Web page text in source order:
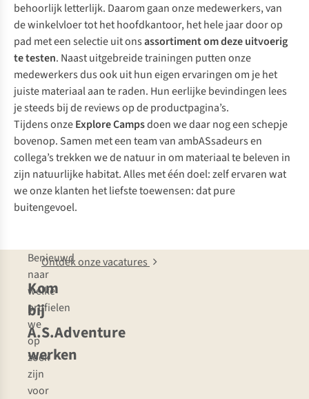
behoorlijk letterlijk. Daarom gaan onze medewerkers, van
de winkelvloer tot het hoofdkantoor, het hele jaar door op
pad met een selectie uit onsassortiment om deze uitvoerig
te testen. Naast uitgebreide trainingen putten onze
medewerkers dus ook uit hun eigen ervaringen om je het
juiste materiaal aan te raden. Hun eerlijke bevindingen lees
je steeds bij de reviews op de productpagina’s.
Tijdens onzeExplore Campsdoen we daar nog een schepje
bovenop. Samen met een team van ambASsadeurs en
collega’s trekken we de natuur in om materiaal te beleven in
zijn natuurlijke habitat. Alles met één doel: zelf ervaren wat
we onze klanten het liefste toewensen: dat pure
buitengevoel.
Kom
bij
A.S.Adventure
werken
Benieuwd
naar
welke
profielen
we
op
zoek
zijn
voor
Ontdek onze vacatures